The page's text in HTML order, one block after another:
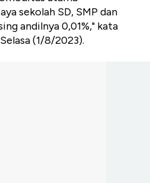
sekolah SD, SMP dan
andilnya 0,01%," kata
(1/8/2023).